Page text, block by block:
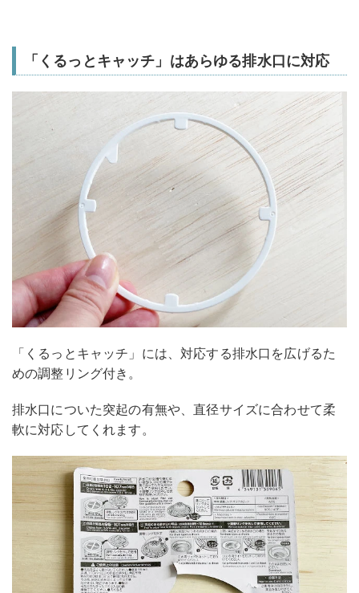
「くるっとキャッチ」はあらゆる排水口に対応
「くるっとキャッチ」には、対応する排水口を広げるた
めの調整リング付き。
排水口についた突起の有無や、直径サイズに合わせて柔
軟に対応してくれます。